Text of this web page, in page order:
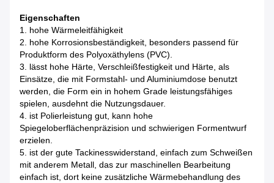
Eigenschaften
1. hohe Wärmeleitfähigkeit
2. hohe Korrosionsbeständigkeit, besonders passend für
Produktform des Polyoxäthylens (PVC).
3. lässt hohe Härte, Verschleißfestigkeit und Härte, als
Einsätze, die mit Formstahl- und Aluminiumdose benutzt
werden, die Form ein in hohem Grade leistungsfähiges
spielen, ausdehnt die Nutzungsdauer.
4. ist Polierleistung gut, kann hohe
Spiegeloberflächenpräzision und schwierigen Formentwurf
erzielen.
5. ist der gute Tackinesswiderstand, einfach zum Schweißen
mit anderem Metall, das zur maschinellen Bearbeitung
einfach ist, dort keine zusätzliche Wärmebehandlung des